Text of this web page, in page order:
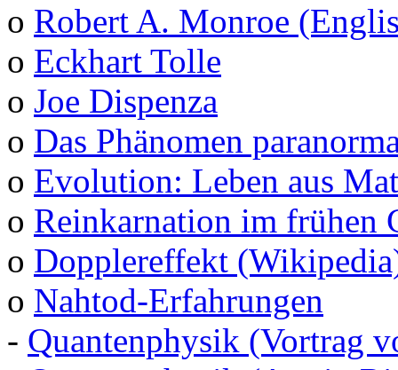
o Robert A. Monroe
o Eckhart Tolle
o Joe Dispenza
o Das Phänomen
o Evolution: Leben aus
o Reinkarnation im frühen
o Dopplereffekt
o Nahtod-Erfahrungen
- Quantenphysik (Vortrag